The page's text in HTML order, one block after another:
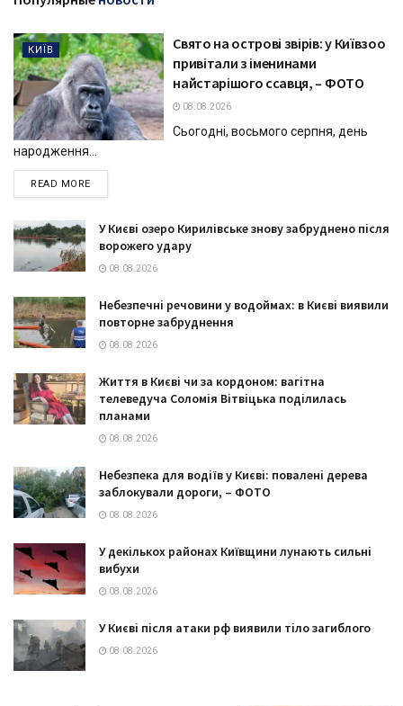
КИЇВ
Свято на острові звірів: у Київзоо
привітали з іменинами
найстарішого ссавця, – ФОТО
08.08.2026
Сьогодні, восьмого серпня, день
народження...
READ MOREDETAILS
У Києві озеро Кирилівське знову забруднено після
ворожего удару
08.08.2026
Небезпечні речовини у водоймах: в Києві виявили
повторне забруднення
08.08.2026
Життя в Києві чи за кордоном: вагітна
телеведуча Соломія Вітвіцька поділилась
планами
08.08.2026
Небезпека для водіїв у Києві: повалені дерева
заблокували дороги, – ФОТО
08.08.2026
У декількох районах Київщини лунають сильні
вибухи
08.08.2026
У Києві після атаки рф виявили тіло загиблого
08.08.2026